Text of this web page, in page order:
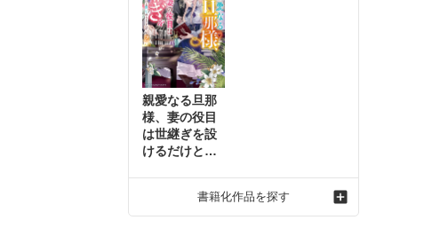
親愛なる旦那
様、妻の役目
は世継ぎを設
けるだけと聞
れ才女の幸せ
な結婚～2
書籍化作品を探す